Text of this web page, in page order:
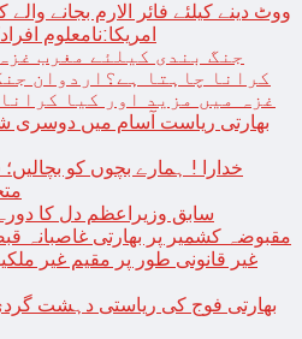
ووٹ دینے کیلئے فائر الارم بجانے
امریکا:نامعلوم افرادکی
جنگ بندی کیلئے مغرب
کرانا چاہتا ہے؟اردوان
غزہ میں مزید اور کیا
بھارتی ریاست آسام میں دوسری
خدارا ! ہمارے بچوں کو
سابق وزیراعظم دل کا
مقبوضہ کشمیر پر بھارتی غاصبانہ قبضے کو 76